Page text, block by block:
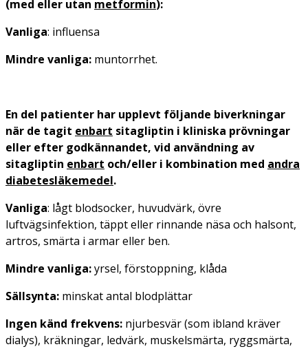
(med eller utan metformin):
Vanliga: influensa
Mindre vanliga: muntorrhet.
En del patienter har upplevt följande biverkningar
när de tagit enbart sitagliptin i kliniska prövningar
eller efter godkännandet, vid användning av
sitagliptin enbart och/eller i kombination med andra
diabetesläkemedel.
Vanliga: lågt blodsocker, huvudvärk, övre
luftvägsinfektion, täppt eller rinnande näsa och halsont,
artros, smärta i armar eller ben.
Mindre vanliga:yrsel, förstoppning, klåda
Sällsynta: minskat antal blodplättar
Ingen känd frekvens: njurbesvär (som ibland kräver
dialys), kräkningar, ledvärk, muskelsmärta, ryggsmärta,